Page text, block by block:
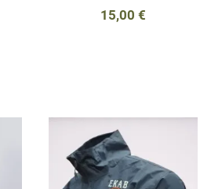
15,00 €
Προσθήκη στα αγαπημένα
Προσθήκη για σύγκριση